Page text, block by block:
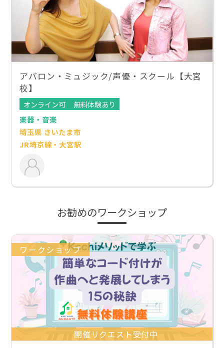
アバロン・ミュジック/声優・スクール【大宮
校】
オンライン可
無料体験あり
楽器・音楽
埼玉県 さいたま市
JR埼京線・大宮駅
お勧めのワークショップ
ワークショップ
開催リクエスト受付中